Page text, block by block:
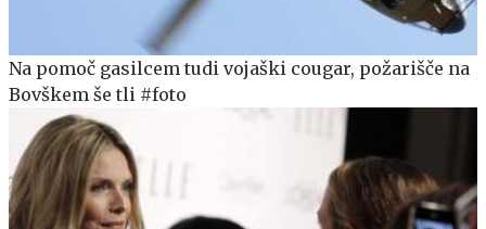
Na pomoč gasilcem tudi vojaški cougar, požarišče na
Bovškem še tli #foto